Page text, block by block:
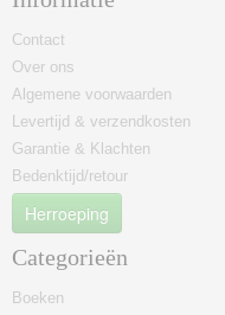
Contact
Over ons
Algemene voorwaarden
Levertijd & verzendkosten
Garantie & Klachten
Bedenktijd/retour
Herroeping
Categorieën
Boeken